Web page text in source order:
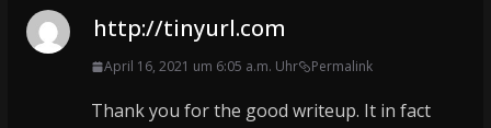
http://tinyurl.com
April 16, 2021 um 6:05 a.m. Uhr Permalink
Thank you for the good writeup. It in fact